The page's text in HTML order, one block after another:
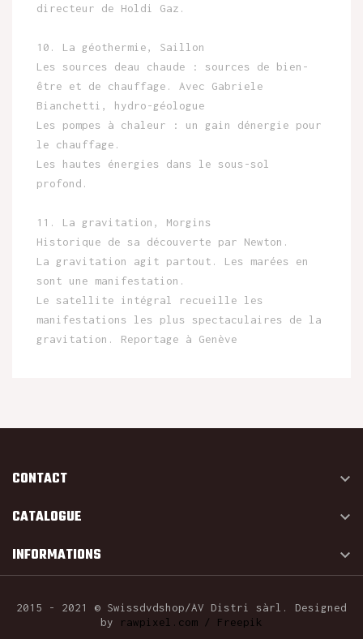
directeur de Holdi Gaz.
10. La géothermie, Saillon
Les sources deau chaude : sources de bien-
être et de chauffage. Avec Gabriele
Bianchetti, hydro-géologue
Les pompes à chaleur : un gain dénergie pour
le chauffage.
Les hautes énergies dans le sous-sol
profond.
11. La gravitation, Morgins
Historique de sa découverte par Newton.
La gravitation agit partout. Les marées en
sont une manifestation.
Le satellite intégral recueille les
manifestations les plus spectaculaires de la
gravitation. Reportage à Genève
CONTACT 
CATALOGUE 
INFORMATIONS 
2015 - 2021 © Swissdvdshop/AV Distri sàrl. Designed
by
rawpixel.com / Freepik